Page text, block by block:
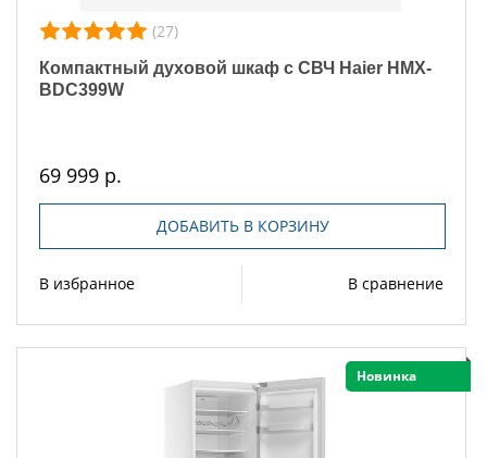
(27)
Компактный духовой шкаф с СВЧ Haier HMX-
BDC399W
69 999 р.
ДОБАВИТЬ В КОРЗИНУ
В избранное В сравнение
Новинка